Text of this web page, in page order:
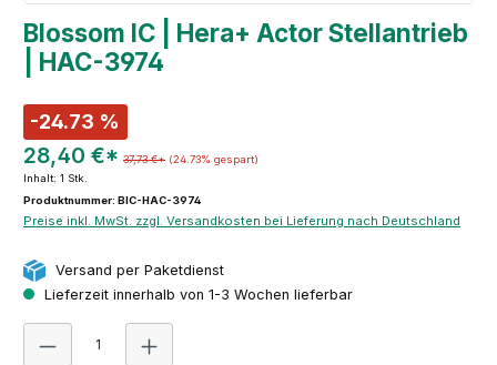
Blossom IC | Hera+ Actor Stellantrieb
| HAC-3974
-24.73 %
28,40 €* 37,73 €* (24.73% gespart)
Inhalt: 1 Stk.
Produktnummer: BIC-HAC-3974
Preise inkl. MwSt. zzgl. Versandkosten bei Lieferung nach Deutschland
Versand per Paketdienst
Lieferzeit innerhalb von 1-3 Wochen lieferbar